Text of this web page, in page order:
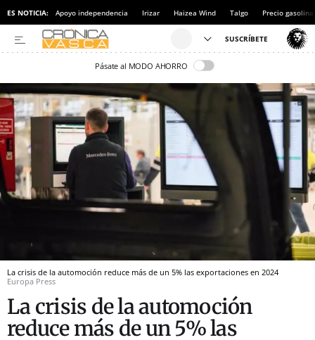
ES NOTICIA: Apoyo independencia Irizar Haizea Wind Talgo Precio gasolina
Pásate al MODO AHORRO
La crisis de la automoción reduce más de un 5% las exportaciones en 2024
Europa Press
La crisis de la automoción
reduce más de un 5% las